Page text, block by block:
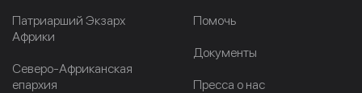
Патриарший Экзарх
Африки
Северо-Африканская
епархия
Помочь
Документы
Пресса о нас